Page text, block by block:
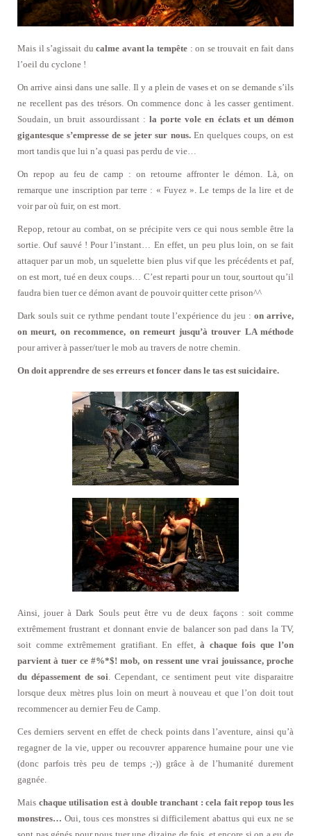
Mais il s’agissait du calme avant la tempête : on se trouvait en fait dans
l’oeil du cyclone !
On arrive ainsi dans une salle. Il y a plein de vases et on se demande s’ils
ne recellent pas des trésors. On commence donc à les casser gentiment.
Soudain, un bruit assourdissant : la porte vole en éclats et un démon
gigantesque s’empresse de se jeter sur nous.En quelques coups, on est
mort tandis que lui n’a quasi pas perdu de vie…
On repop au feu de camp : on retourne affronter le démon. Là, on
remarque une inscription par terre : « Fuyez ». Le temps de la lire et de
voir par où fuir, on est mort.
Repop, retour au combat, on se précipite vers ce qui nous semble être la
sortie. Ouf sauvé ! Pour l’instant… En effet, un peu plus loin, on se fait
attaquer par un mob, un squelette bien plus vif que les précédents et paf,
on est mort, tué en deux coups… C’est reparti pour un tour, sourtout qu’il
faudra bien tuer ce démon avant de pouvoir quitter cette prison^^
Dark souls suit ce rythme pendant toute l’expérience du jeu :on arrive,
on meurt, on recommence, on remeurt jusqu’à trouver LA méthode
pour arriver à passer/tuer le mob au travers de notre chemin.
On doit apprendre de ses erreurs et foncer dans le tas est suicidaire.
Ainsi, jouer à Dark Souls peut être vu de deux façons : soit comme
extrêmement frustrant et donnant envie de balancer son pad dans la TV,
soit comme extrêmement gratifiant. En effet, à chaque fois que l’on
parvient à tuer ce #%*$! mob, on ressent une vrai jouissance, proche
du dépassement de soi . Cependant, ce sentiment peut vite disparaitre
lorsque deux mètres plus loin on meurt à nouveau et que l’on doit tout
recommencer au dernier Feu de Camp.
Ces derniers servent en effet de check points dans l’aventure, ainsi qu’à
regagner de la vie, upper ou recouvrer apparence humaine pour une vie
(donc parfois très peu de temps ;-)) grâce à de l’humanité durement
gagnée.
Mais chaque utilisation est à double tranchant : cela fait repop tous les
monstres… Oui, tous ces monstres si difficilement abattus qui eux ne se